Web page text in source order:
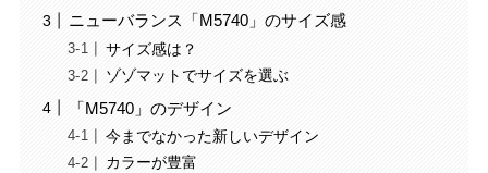
ニューバランス「M5740」のサイズ感
サイズ感は？
ゾゾマットでサイズを選ぶ
「M5740」のデザイン
今までなかった新しいデザイン
カラーが豊富